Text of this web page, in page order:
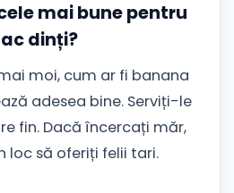
mai bune pentru
dinți?
moi, cum ar fi banana
adesea bine. Serviți-le
fin. Dacă încercați măr,
loc să oferiți felii tari.